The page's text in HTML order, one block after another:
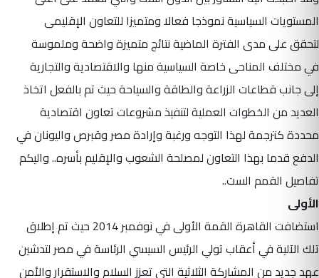
المستويات السياسية نموذجا فعالا ومتميزا للتعاون الإقليمى
لتحقق على مدى الفترة الماضية نتائج متميزة واضحة وملموسة
في مختلف المناحى خاصة السياسية منها والاقتصادية والتجارية
إلى جانب قطاعات الزراعة والطاقة والسياحة حيث تم بالفعل اتخاذ
العديد من الخطوات العملية لتنفيذ مشروعات تعاون اقتصادية
محددة كترجمة لهذا التوجه ورغبة وإرادة مصر وقبرص واليونان في
الدفع قدما بهذا التعاون لمصلحة الشعوب والإقليم بأسره.. واليكم
تفاصيل القمم الست..
الأولى
استضافت القاهرة القمة الأولى في نوفمبر 2014 حيث تم إطلاق
تلك الآلية في أعقاب تولي الرئيس السيسي الرئاسة في مصر لتدشين
عهد جديد من المشاركة الثلاثية التي تعزز السلام والاستقرار والأمن